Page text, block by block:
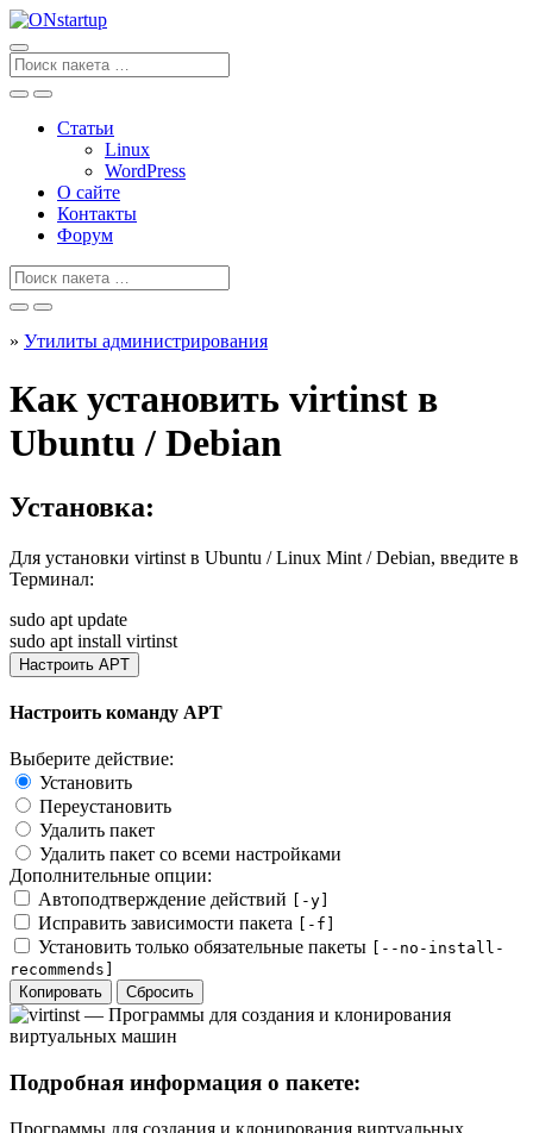
Перейти
к
содержанию
Поиск
для
Статьи
Linux
WordPress
О сайте
Контакты
Форум
Поиск
» Утилиты администрирования
Как установить virtinst в
Ubuntu / Debian
Установка:
Для установки virtinst в Ubuntu / Linux Mint / Debian, введите в
Терминал:
sudo apt update
sudo apt install virtinst
Настроить APT
Настроить команду APT
Выберите действие:
Установить
Переустановить
Удалить пакет
Удалить пакет со всеми настройками
Дополнительные опции:
Автоподтверждение действий
[-y]
Исправить зависимости пакета [-f]
Установить только обязательные пакеты
[--no-install-
recommends]
Копировать
Сбросить
Подробная информация о пакете:
Программы для создания и клонирования виртуальных